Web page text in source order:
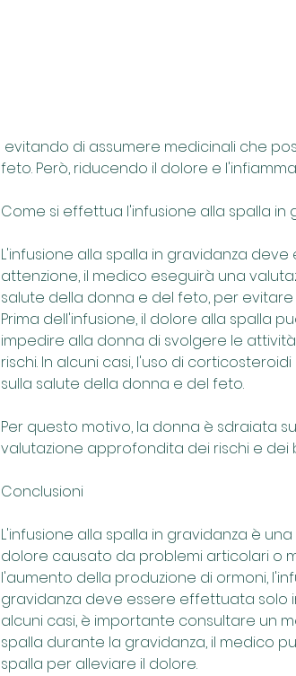
feto. Però, riducendo il dolore e
Come si effettua l'infusione alla spalla in
L'infusione alla spalla in gravidanza
attenzione, il medico eseguirà una
salute della donna e del feto, per evitare
Prima dell'infusione, il dolore alla spalla
impedire alla donna di svolgere le
rischi. In alcuni casi, l'uso di
sulla salute della donna e del feto.
Per questo motivo, la donna è sdraiata
valutazione approfondita dei rischi e dei
Conclusioni
L'infusione alla spalla in gravidanza è
dolore causato da problemi articolari o
l'aumento della produzione di ormoni,
gravidanza deve essere effettuata solo
alcuni casi, è importante consultare un
spalla durante la gravidanza, il medico
spalla per alleviare il dolore.